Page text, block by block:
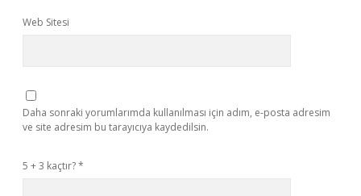
Web Sitesi
Daha sonraki yorumlarımda kullanılması için adım, e-posta adresim
ve site adresim bu tarayıcıya kaydedilsin.
5 + 3 kaçtır?*